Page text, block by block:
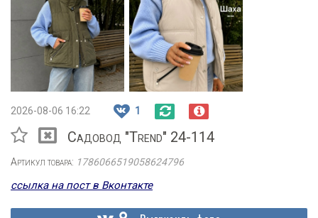
2026-08-06 16:22 1
Садовод "Trend" 24-114
Артикул товара: 1786066519058624796
ссылка на пост в Вконтакте